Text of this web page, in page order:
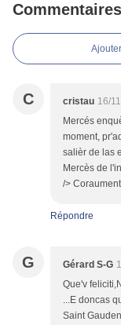
Commentaires
C cristau 16/
Mercés
moment,
salièr de las
Mercès de
/>
Répondre
G Gérard S-G
Que'v
...E doncas
Saint